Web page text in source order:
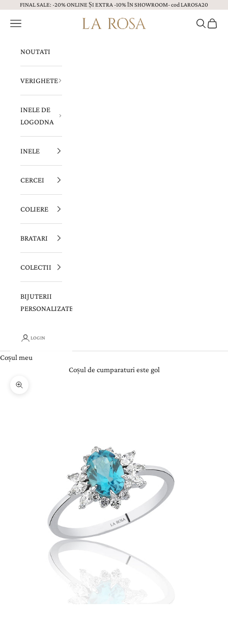
Sari la continut
FINAL SALE: -20% ONLINE ȘI EXTRA -10% ÎN SHOWROOM- cod LAROSA20
Bijuterii LA ROSA
Menu CautăCoș
NOUTATI
VERIGHETE
INELE DE
LOGODNA
INELE
CERCEI
COLIERE
BRATARI
COLECTII
BIJUTERII
PERSONALIZATE
LOGIN
Coșul meu
Coșul de cumparaturi este gol
Zoom